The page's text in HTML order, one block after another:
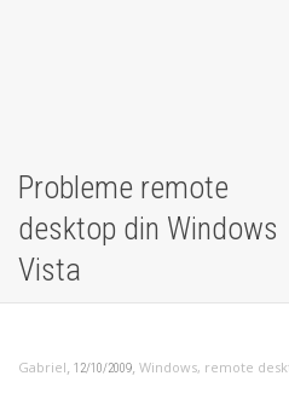
Probleme remote
desktop din Windows
Vista
Gabriel, 12/10/2009, Windows, remote